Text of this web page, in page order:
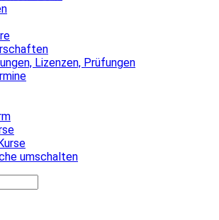
Lizenzen, Prüfungen
umschalten